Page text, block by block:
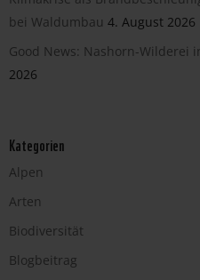
bei Waldumbau 4. August 2026
Good News: Nashorn-Wilderei
2026
Kategorien
Alpen
Arten
Biodiversität
Blogbeitrag